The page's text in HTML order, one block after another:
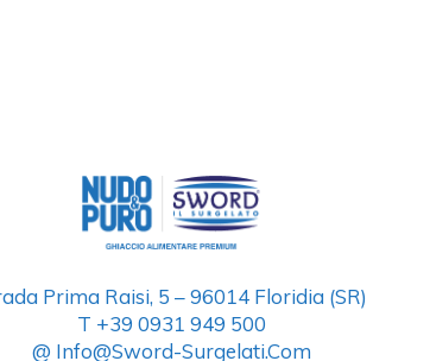
Prima Raisi, 5 – 96014 Floridia (SR)
T +39 0931 949 500
@ Info@sword-Surgelati.com